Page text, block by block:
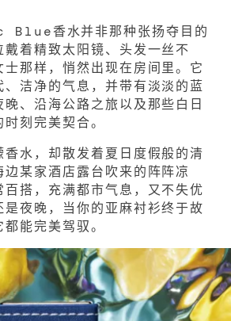
香水并非那种张扬夺目的
着精致太阳镜、头发一丝不
那样，悄然出现在房间里。它
洁净的气息，并带有淡淡的蓝
、沿海公路之旅以及那些白日
刻完美契合。
香水，却散发着夏日度假般的清
某家酒店露台吹来的阵阵凉
百搭，充满都市气息，又不失优
夜晚，当你的亚麻衬衫终于故
能完美驾驭。